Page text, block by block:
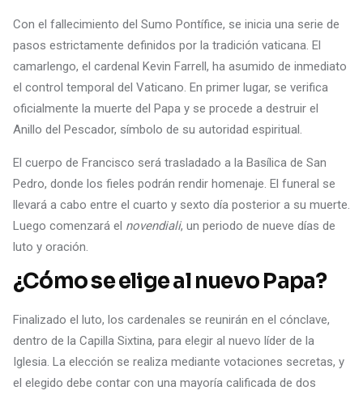
Con el fallecimiento del Sumo Pontífice, se inicia una serie de
pasos estrictamente definidos por la tradición vaticana. El
camarlengo, el cardenal Kevin Farrell, ha asumido de inmediato
el control temporal del Vaticano. En primer lugar, se verifica
oficialmente la muerte del Papa y se procede a destruir el
Anillo del Pescador, símbolo de su autoridad espiritual.
El cuerpo de Francisco será trasladado a la Basílica de San
Pedro, donde los fieles podrán rendir homenaje. El funeral se
llevará a cabo entre el cuarto y sexto día posterior a su muerte.
Luego comenzará el novendiali, un periodo de nueve días de
luto y oración.
¿Cómo se elige al nuevo Papa?
Finalizado el luto, los cardenales se reunirán en el cónclave,
dentro de la Capilla Sixtina, para elegir al nuevo líder de la
Iglesia. La elección se realiza mediante votaciones secretas, y
el elegido debe contar con una mayoría calificada de dos